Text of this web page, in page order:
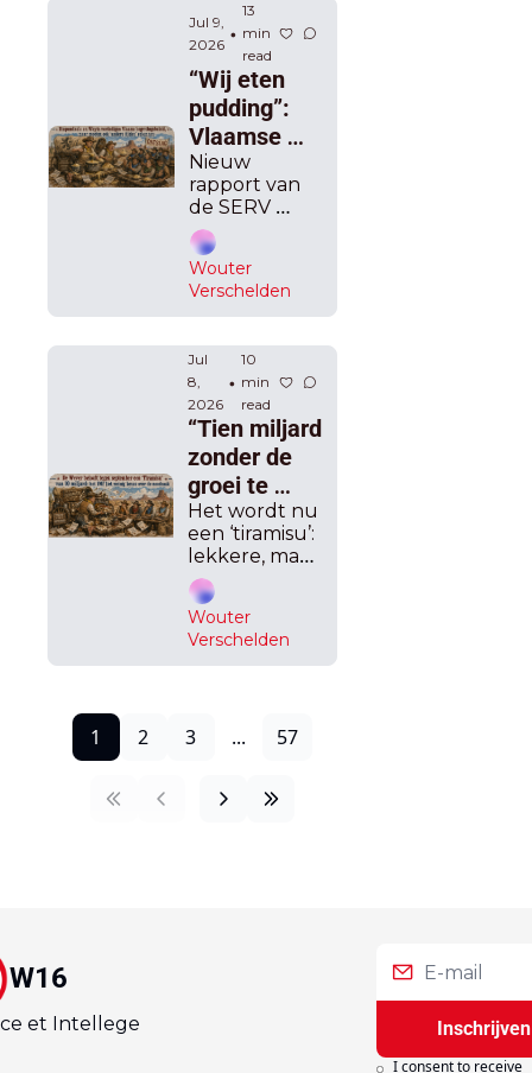
fel: “De
hamer die u
heeft
klaargelegd
valt nu”
Jul 9,
2026
•
13
min
read
“Wij eten
pudding”:
Vlaamse
regering
klopt zich
op de borst
over
begroting,
furieus:
“Neem
ontslag, dit
is de
waanzin
voorbij”
Nieuw
rapport van
de SERV
spreekt van
tekort van
'maar' 285
miljoen in
2027.
Wouter
Verschelden
Jul
8,
2026
•
10
min
read
“Tien miljard
zonder de
groei te
fnuiken, op
conclaaf in
september”:
De Wever
schept
volgende
sanering
Het wordt nu
een ‘tiramisu’:
lekkere, maar
ook uiterst
bittere
laagjes, voor
elk wat.
Wouter
Verschelden
1 2 3 ... 57
W16
et Intellege Inschrijven
I consent to receive